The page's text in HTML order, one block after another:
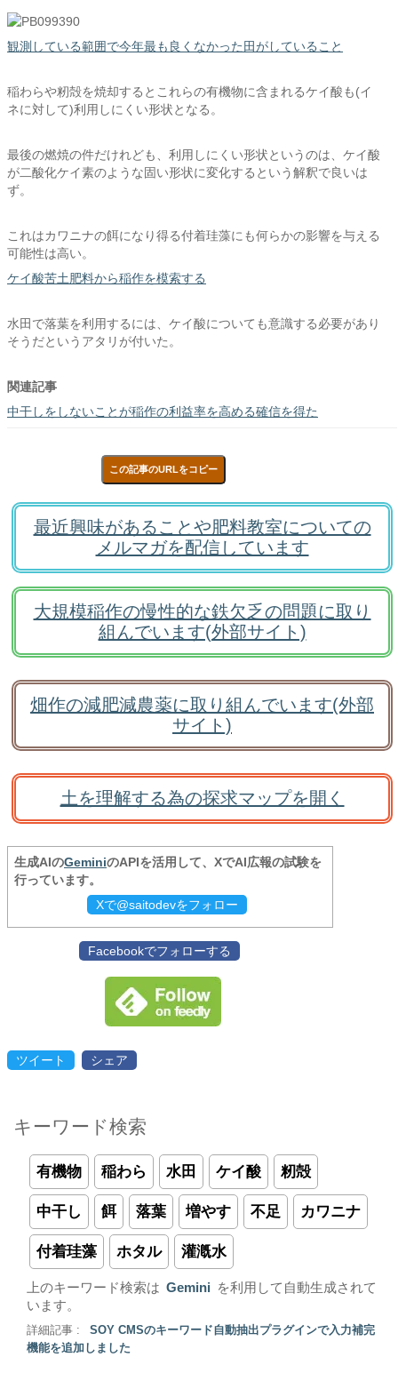
観測している範囲で今年最も良くなかった田がしていること
稲わらや籾殻を焼却するとこれらの有機物に含まれるケイ酸も(イ
ネに対して)利用しにくい形状となる。
最後の燃焼の件だけれども、利用しにくい形状というのは、ケイ酸
が二酸化ケイ素のような固い形状に変化するという解釈で良いは
ず。
これはカワニナの餌になり得る付着珪藻にも何らかの影響を与える
可能性は高い。
ケイ酸苦土肥料から稲作を模索する
水田で落葉を利用するには、ケイ酸についても意識する必要があり
そうだというアタリが付いた。
関連記事
中干しをしないことが稲作の利益率を高める確信を得た
この記事のURLをコピー
最近興味があることや肥料教室についての
メルマガを配信しています
大規模稲作の慢性的な鉄欠乏の問題に取り
組んでいます(外部サイト)
畑作の減肥減農薬に取り組んでいます(外部
サイト)
土を理解する為の探求マップを開く
生成AIのGeminiのAPIを活用して、XでAI広報の試験を
行っています。
Xで@saitodevをフォロー
Facebookでフォローする
ツイート シェア
キーワード検索
有機物 稲わら 水田 ケイ酸 籾殻
中干し 餌 落葉 増やす 不足 カワニナ
付着珪藻 ホタル 灌漑水
上のキーワード検索は Gemini
を利用して自動生成されて
います。
詳細記事 :
SOY CMSのキーワード自動抽出プラグインで入力補完
機能を追加しました